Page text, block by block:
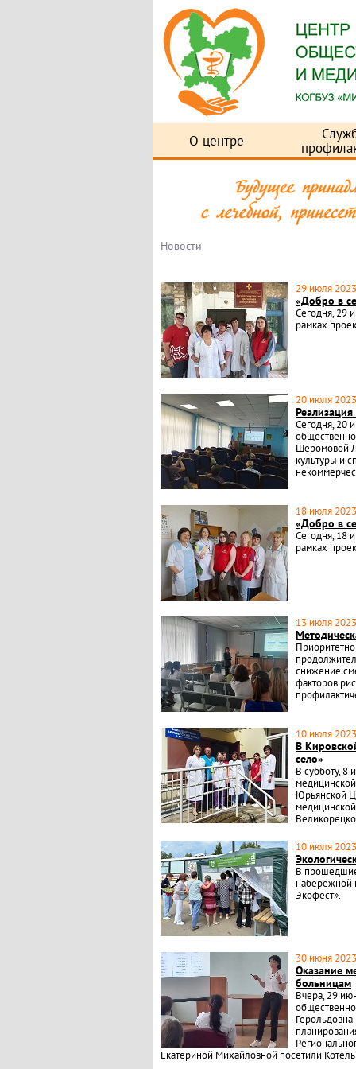
О центре
Новости
29 июля
«Добро в
Сегодня, 29
рамках
20 июля
Сегодня, 20
Шеромовой
культуры и
18 июля
«Добро в
Сегодня, 18
рамках
13 июля
снижение
факторов
10 июля
В
село»
В субботу, 8
Юрьянской
10 июля
В
набережной
Экофест».
30 июня
Оказание
больницам
Вчера, 29
Екатериной Михайловной посетили